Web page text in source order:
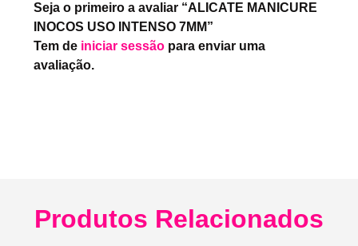
Seja o primeiro a avaliar “ALICATE MANICURE
INOCOS USO INTENSO 7MM”
Tem de iniciar sessão para enviar uma
avaliação.
Produtos Relacionados